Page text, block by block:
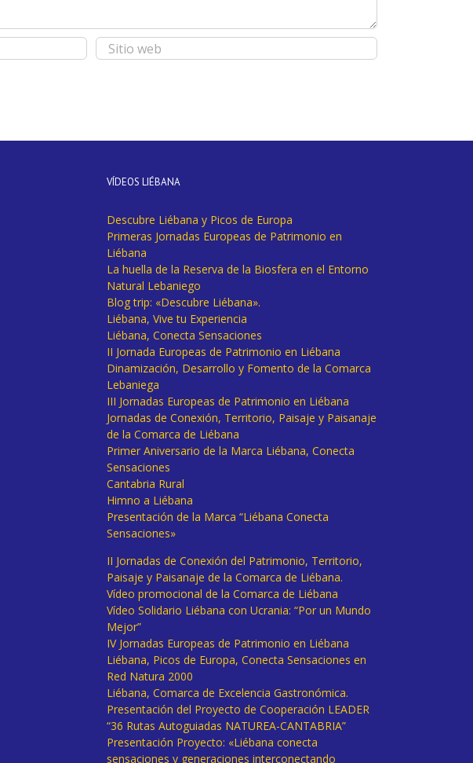
VÍDEOS LIÉBANA
Descubre Liébana y Picos de Europa
Primeras Jornadas Europeas de Patrimonio en
Liébana
La huella de la Reserva de la Biosfera en el Entorno
Natural Lebaniego
Blog trip: «Descubre Liébana».
Liébana, Vive tu Experiencia
Liébana, Conecta Sensaciones
II Jornada Europeas de Patrimonio en Liébana
Dinamización, Desarrollo y Fomento de la Comarca
Lebaniega
III Jornadas Europeas de Patrimonio en Liébana
Jornadas de Conexión, Territorio, Paisaje y Paisanaje
de la Comarca de Liébana
Primer Aniversario de la Marca Liébana, Conecta
Sensaciones
Cantabria Rural
Himno a Liébana
Presentación de la Marca “Liébana Conecta
Sensaciones»
II Jornadas de Conexión del Patrimonio, Territorio,
Paisaje y Paisanaje de la Comarca de Liébana.
Vídeo promocional de la Comarca de Liébana
Vídeo Solidario Liébana con Ucrania: “Por un Mundo
Mejor”
IV Jornadas Europeas de Patrimonio en Liébana
Liébana, Picos de Europa, Conecta Sensaciones en
Red Natura 2000
Liébana, Comarca de Excelencia Gastronómica.
Presentación del Proyecto de Cooperación LEADER
“36 Rutas Autoguiadas NATUREA-CANTABRIA”
Presentación Proyecto: «Liébana conecta
sensaciones y generaciones interconectando